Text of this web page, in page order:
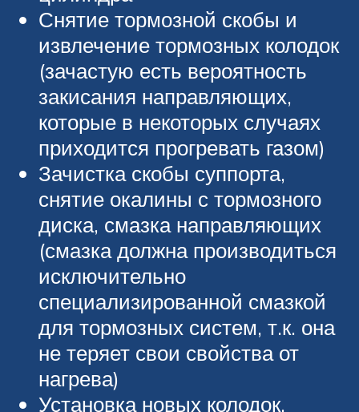
Снятие тормозной скобы и
извлечение тормозных колодок
(зачастую есть вероятность
закисания направляющих,
которые в некоторых случаях
приходится прогревать газом)
Зачистка скобы суппорта,
снятие окалины с тормозного
диска, смазка направляющих
(смазка должна производиться
исключительно
специализированной смазкой
для тормозных систем, т.к. она
не теряет свои свойства от
нагрева)
Установка новых колодок,